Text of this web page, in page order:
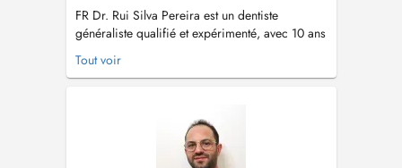
FR Dr. Rui Silva Pereira est un dentiste
généraliste qualifié et expérimenté, avec 10 ans
d'expérience dentaire dans 3 pays (Portugal,
France, Luxembourg). Ma pratique est
Chirurgie/Implantologie. EN Dr. Rui Silva
Tout voir